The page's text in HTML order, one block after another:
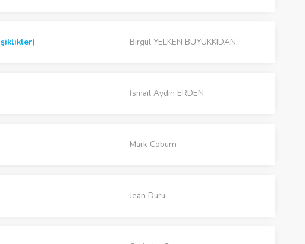
Birgül YELKEN BÜYÜKKIDAN
İsmail Aydın ERDEN
Mark Coburn
Jean Duru